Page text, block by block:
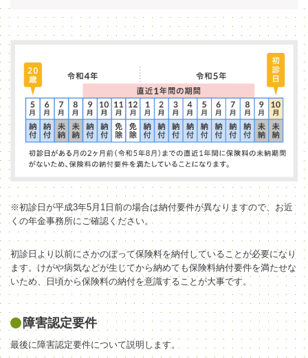
※初診日が平成3年5月1日前の場合は納付要件が異なりますので、お近
くの年金事務所にご確認ください。
初診日より以前にさかのぼって保険料を納付していることが必要になり
ます。けがや病気などが生じてから納めても保険料納付要件を満たせな
いため、日頃から保険料の納付を意識することが大事です。
障害認定要件
最後に障害認定要件について説明します。